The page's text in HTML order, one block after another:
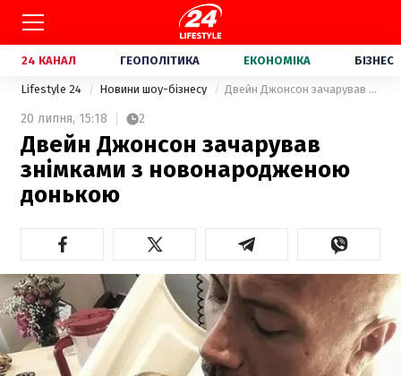
24 КАНАЛ ГЕОПОЛІТИКА ЕКОНОМІКА БІЗНЕС
Lifestyle 24 Новини шоу-бізнесу Двейн Джонсон зачарував знімками з новонародженою донькою
20 липня, 15:18 2
Двейн Джонсон зачарував
знімками з новонародженою
донькою